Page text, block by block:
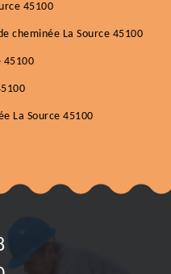
45100
cheminée La Source 45100
45100
La Source 45100